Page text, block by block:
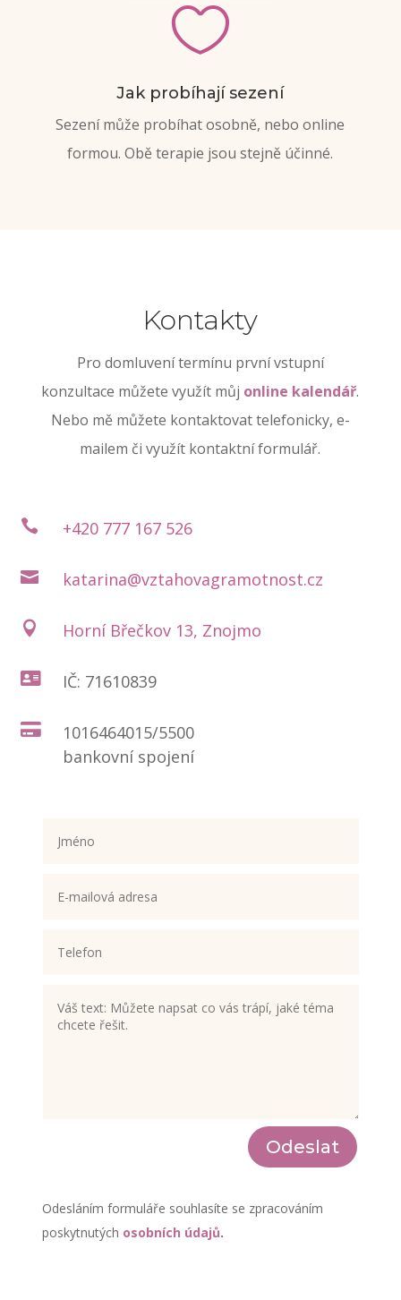

Jak probíhají sezení
Sezení může probíhat osobně, nebo online
formou. Obě terapie jsou stejně účinné.
Kontakty
Pro domluvení termínu první vstupní
konzultace můžete využít můj online kalendář.
Nebo mě můžete kontaktovat telefonicky, e-
mailem či využít kontaktní formulář.
 +420 777 167 526
 katarina@vztahovagramotnost.cz
 Horní Břečkov 13, Znojmo
 IČ: 71610839

1016464015/5500
bankovní spojení
Odeslat
Odesláním formuláře souhlasíte se zpracováním
poskytnutých osobních údajů.